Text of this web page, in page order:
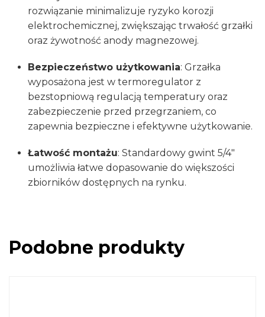
rozwiązanie minimalizuje ryzyko korozji
elektrochemicznej, zwiększając trwałość grzałki
oraz żywotność anody magnezowej.
Bezpieczeństwo użytkowania: Grzałka
wyposażona jest w termoregulator z
bezstopniową regulacją temperatury oraz
zabezpieczenie przed przegrzaniem, co
zapewnia bezpieczne i efektywne użytkowanie.
Łatwość montażu: Standardowy gwint 5/4″
umożliwia łatwe dopasowanie do większości
zbiorników dostępnych na rynku.
Podobne produkty